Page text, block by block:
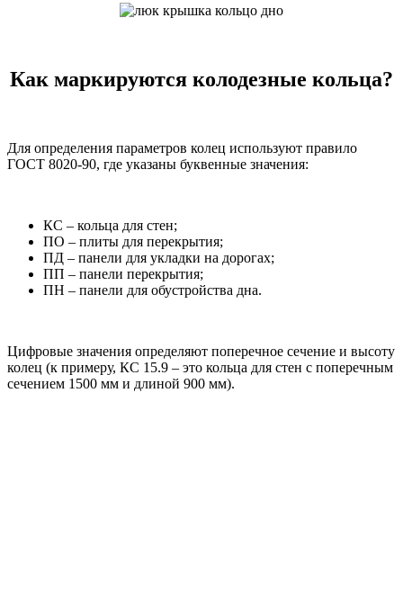
Как маркируются колодезные кольца?
Для определения параметров колец используют правило
ГОСТ 8020-90, где указаны буквенные значения:
КС – кольца для стен;
ПО – плиты для перекрытия;
ПД – панели для укладки на дорогах;
ПП – панели перекрытия;
ПН – панели для обустройства дна.
Цифровые значения определяют поперечное сечение и высоту
колец (к примеру, КС 15.9 – это кольца для стен с поперечным
сечением 1500 мм и длиной 900 мм).